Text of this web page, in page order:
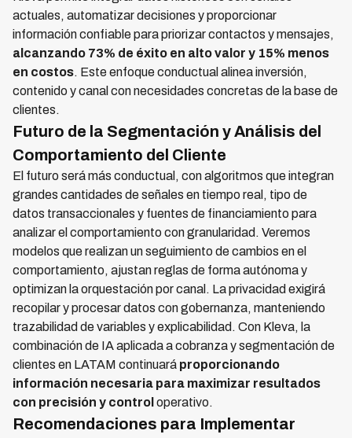
actuales, automatizar decisiones y proporcionar
información confiable para priorizar contactos y mensajes,
alcanzando 73% de éxito en alto valor y 15% menos
en costos. Este enfoque conductual alinea inversión,
contenido y canal con necesidades concretas de la base de
clientes.
Futuro de la Segmentación y Análisis del
Comportamiento del Cliente
El futuro será más conductual, con algoritmos que integran
grandes cantidades de señales en tiempo real, tipo de
datos transaccionales y fuentes de financiamiento para
analizar el comportamiento con granularidad. Veremos
modelos que realizan un seguimiento de cambios en el
comportamiento, ajustan reglas de forma autónoma y
optimizan la orquestación por canal. La privacidad exigirá
recopilar y procesar datos con gobernanza, manteniendo
trazabilidad de variables y explicabilidad. Con Kleva, la
combinación de IA aplicada a cobranza y segmentación de
clientes en LATAM continuará proporcionando
información necesaria para maximizar resultados
con precisión y control operativo.
Recomendaciones para Implementar